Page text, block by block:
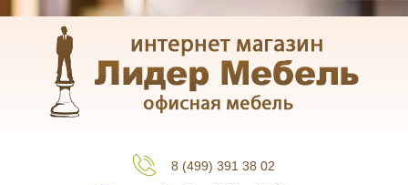
8 (499) 391 38 02